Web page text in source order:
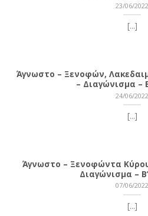
23/06/2022
[...]
Άγνωστο – Ξενοφών,
– Διαγώνισμα –
24/06/2022
[...]
Άγνωστο – Ξενοφώντα
Διαγώνισμα –
07/06/2022
[...]